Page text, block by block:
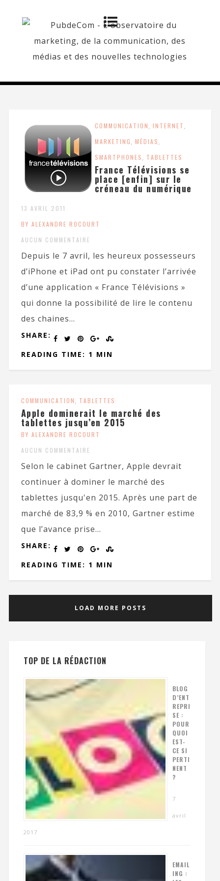
COMMUNICATION, INTERNET,
MARKETING, MÉDIAS,
SMARTPHONES, TABLETTES
France Télévisions se
place [enfin] sur le
créneau du numérique
13 AVRIL 2011
BY ALEXANDRE ROCOURT
AUCUN COMMENTAIRE
Depuis le 7 avril, les heureux possesseurs
d’iPhone et iPad ont pu constater l’arrivée
d’une application « France Télévisions »
qui donne la possibilité de lire le contenu
des chaines...
SHARE:
READING TIME: 1 MIN
COMMUNICATION, TABLETTES
Apple dominerait le marché des
tablettes jusqu’en 2015
BY ALEXANDRE ROCOURT
AUCUN COMMENTAIRE
Selon le cabinet Gartner, Apple devrait
continuer à dominer le marché des
tablettes jusqu'en 2015. Après une part de
marché de 83,9 % en 2010, Gartner estime
que l’avance prise...
SHARE:
READING TIME: 1 MIN
LOAD MORE POSTS
TOP DE LA RÉDACTION
BLOG
D’ENT
REPRI
SE :
POUR
QUOI
EST-
CE SI
PERTI
NENT
?
7
avril
2017
EMAIL
ING :